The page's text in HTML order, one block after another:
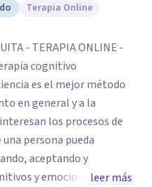
Terapia Online
- TERAPIA ONLINE -
cognitivo
es el mejor método
en general y a la
los procesos de
persona pueda
aceptando y
y emocionales.leer más